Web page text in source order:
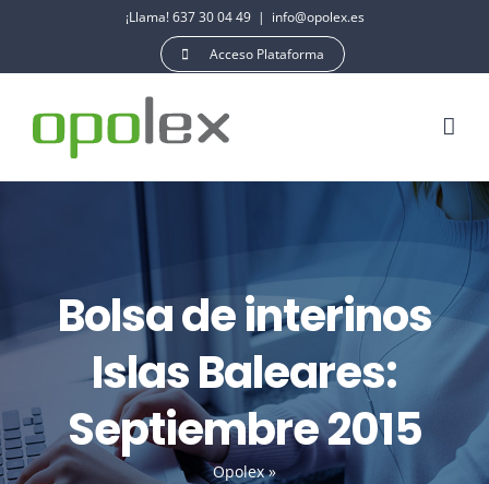
contenido
¡Llama! 637 30 04 49 | info@opolex.es
Acceso Plataforma
Bolsa de interinos
Islas Baleares:
Septiembre 2015
Opolex»